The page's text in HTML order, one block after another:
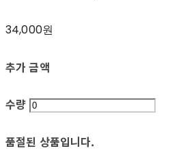
34,000원
추가 금액
수량
품절된 상품입니다.